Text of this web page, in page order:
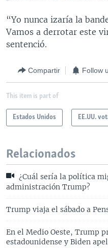
“Yo nunca izaría la
Vamos a derrotar este
sentenció.
Compartir Follow
This item is part of
Estados Unidos EE.UU.
Relacionados
¿Cuál sería la política
administración Trump?
Trump viaja el sábado a
En el Medio Oeste, Trump
estadounidense y Biden